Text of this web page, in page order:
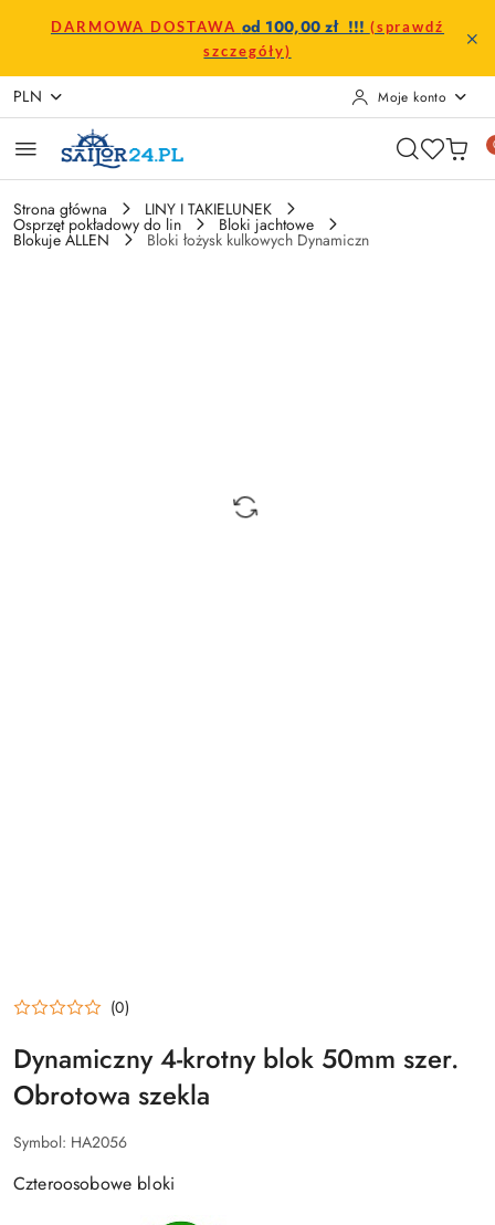
Przejdź do treści głównej
Przejdź do wyszukiwarki
Przejdź do moje konto
Przejdź do menu głównego
Przejdź do opisu produktu
Przejdź do stopki
DARMOWA DOSTAWA od 100,00 zł !!! (sprawdź
szczegóły)
PLN Moje konto
Strona główna LINY I TAKIELUNEK
Osprzęt pokładowy do lin Bloki jachtowe
Blokuje ALLEN Bloki łożysk kulkowych Dynamiczn
(0)
Dynamiczny 4-krotny blok 50mm szer.
Obrotowa szekla
Symbol: HA2056
Czteroosobowe bloki